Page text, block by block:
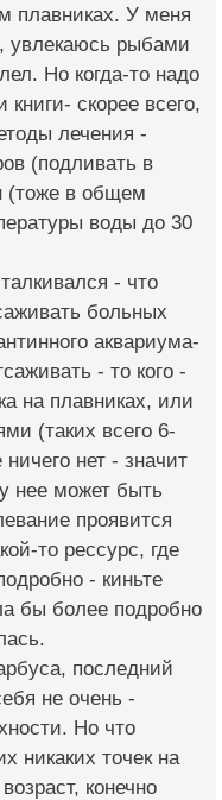
плавниках. У меня
увлекаюсь рыбами
Но когда-то надо
скорее всего,
лечения -
(подливать в
(тоже в общем
воды до 30
- что
больных
аквариума-
- то кого -
на плавниках, или
(таких всего 6-
нет - значит
нее может быть
проявится
то рессурс, где
- киньте
бы более подробно
последний
не очень -
Но что
никаких точек на
конечно